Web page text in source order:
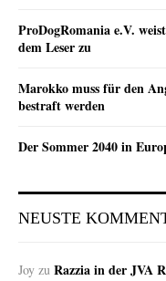
ProDogRomania e.V.
dem Leser zu
Marokko muss für den
bestraft werden
Der Sommer 2040 in
NEUSTE
Joy zu Razzia in der JVA